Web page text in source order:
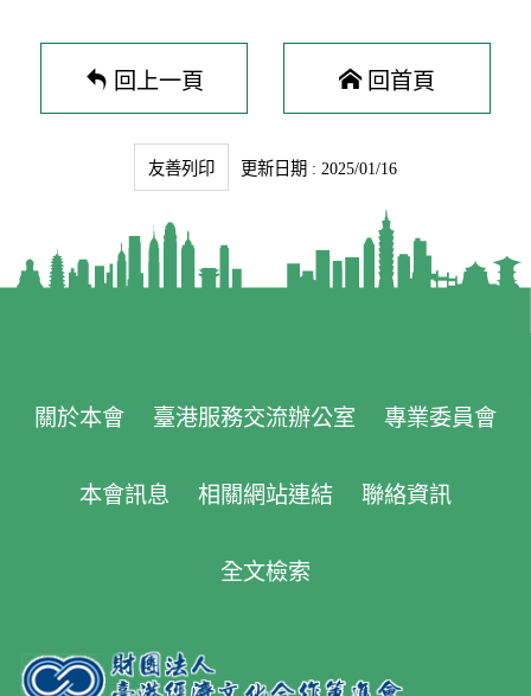
回上一頁 回首頁
友善列印 更新日期 : 2025/01/16
關於本會 臺港服務交流辦公室 專業委員會
本會訊息 相關網站連結 聯絡資訊
全文檢索